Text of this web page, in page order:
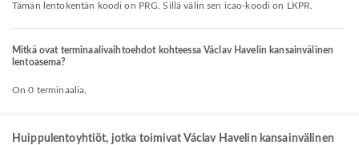
Tämän lentokentän koodi on PRG. Sillä välin sen icao-koodi on LKPR.
Mitkä ovat terminaalivaihtoehdot kohteessa Václav Havelin kansainvälinen
lentoasema?
On 0 terminaalia,
Huippulentoyhtiöt, jotka toimivat Václav Havelin kansainvälinen